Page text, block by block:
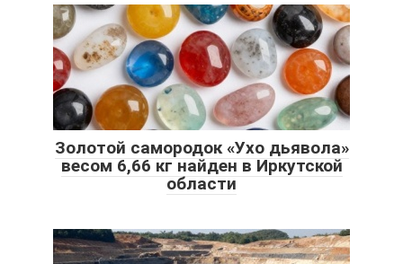
Золотой самородок «Ухо дьявола»
весом 6,66 кг найден в Иркутской
области